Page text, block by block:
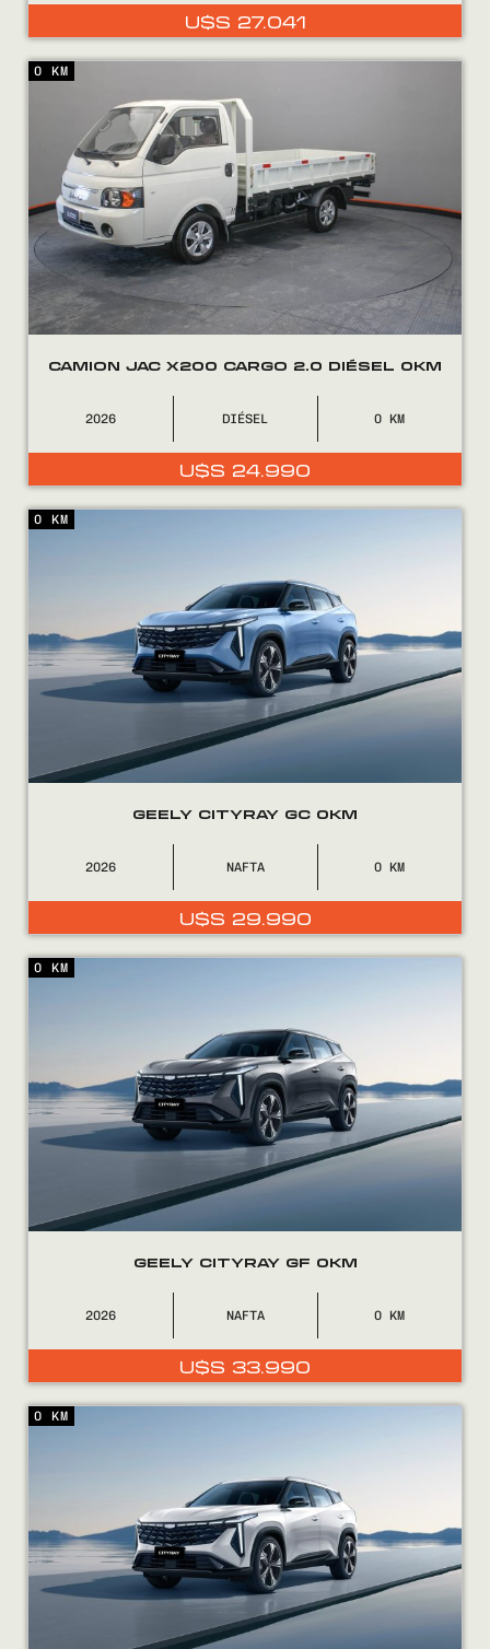
COMPRÁ
VENDÉ
NOSOTROS
CONTACTO
U$S 27.041
CAMION JAC X200 CARGO 2.0 DIÉSEL 0KM
2026 DIÉSEL 0
U$S 24.990
0 KM
GEELY CITYRAY GC 0KM
2026 NAFTA 0
U$S 29.990
0 KM
GEELY CITYRAY GF 0KM
2026 NAFTA 0
U$S 33.990
0 KM
0 KM